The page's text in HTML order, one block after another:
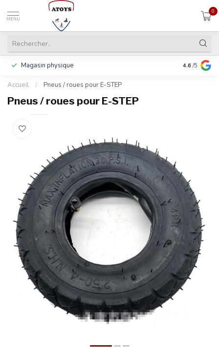
MENU
0
Magasin physique Payer en 3
4.6 /5
Accueil / Pneus / roues pour E-STEP
Pneus / roues pour E-STEP